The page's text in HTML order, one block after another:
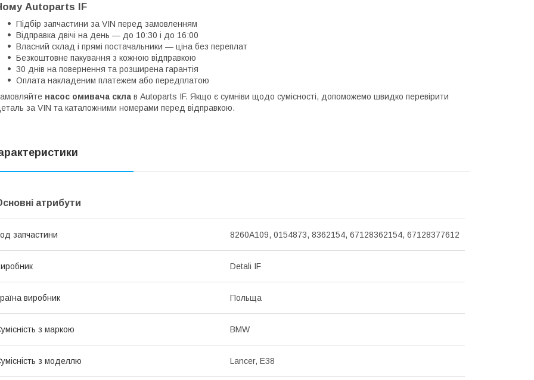
Autoparts IF
Підбір запчастини за VIN перед замовленням
Відправка двічі на день — до 10:30 і до 16:00
Власний склад і прямі постачальники — ціна без переплат
Безкоштовне пакування з кожною відправкою
30 днів на повернення та розширена гарантія
Оплата накладеним платежем або передплатою
насос омивача скла в Autoparts IF. Якщо є сумніви щодо сумісності, допоможемо швидко перевірити
за VIN та каталожними номерами перед відправкою.
атрибути
запчастини 8260A109, 0154873, 8362154, 67128362154, 67128377612
Detali IF
виробник Польща
з маркою BMW
з моделлю Lancer, E38